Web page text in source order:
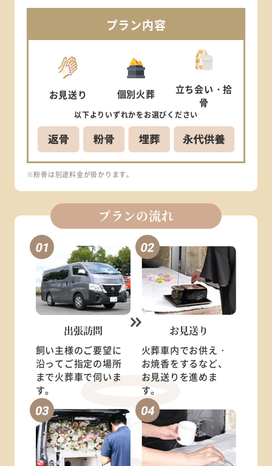
プラン内容
お見送り 個別火葬 立ち会い ・拾
骨
以下より いずれかをお選びください
※粉骨は別途料金が掛かります。
プランの流れ
出張訪問
飼い主様のご要望に
沿ってご指定の場所
まで火葬車で伺いま
す。
お見送り
火葬車内でお供え・
お焼香をするなど、
お見送りを進めま
す。